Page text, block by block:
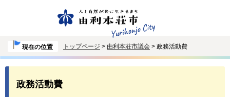
現在の位置 トップページ > 由利本荘市議会 > 政務活動費
政務活動費